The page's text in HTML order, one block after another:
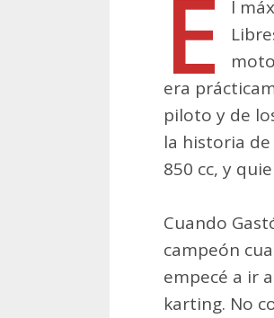
E
l
era
piloto y de
la historia
850 cc, y
Cuando
campeón
empecé a ir
karting. No